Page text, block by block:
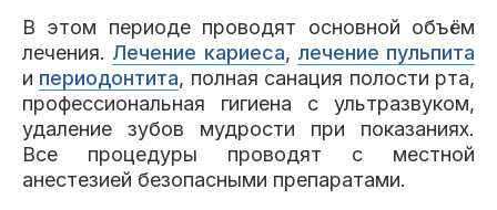
В этом периоде проводят основной объём
лечения. Лечение кариеса, лечение пульпита
и периодонтита, полная санация полости рта,
профессиональная гигиена с ультразвуком,
удаление зубов мудрости при показаниях.
Все процедуры проводят с местной
анестезией безопасными препаратами.